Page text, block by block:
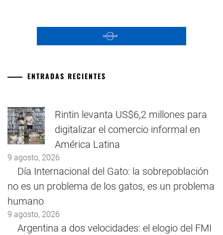
ENTRADAS RECIENTES
Rintin levanta US$6,2 millones para
digitalizar el comercio informal en
América Latina
9 agosto, 2026
Día Internacional del Gato: la sobrepoblación
no es un problema de los gatos, es un problema
humano
9 agosto, 2026
Argentina a dos velocidades: el elogio del FMI